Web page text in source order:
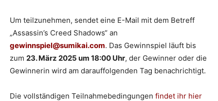
Um teilzunehmen, sendet eine E-Mail mit dem Betreff
„Assassin’s Creed Shadows“ an
gewinnspiel@sumikai.com. Das Gewinnspiel läuft bis
zum 23. März 2025 um 18:00 Uhr, der Gewinner oder die
Gewinnerin wird am darauffolgenden Tag benachrichtigt.
Die vollständigen Teilnahmebedingungen findet ihr hier